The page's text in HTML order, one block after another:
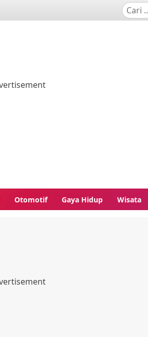
Otomotif Gaya Hidup Wisata